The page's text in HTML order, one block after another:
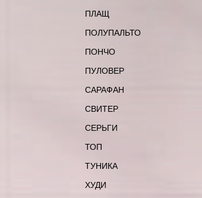
ПЛАЩ
ПОЛУПАЛЬТО
ПОНЧО
ПУЛОВЕР
САРАФАН
СВИТЕР
СЕРЬГИ
ТОП
ТУНИКА
ХУДИ